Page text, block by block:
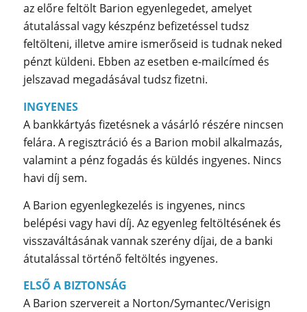
az előre feltölt Barion egyenlegedet, amelyet
átutalással vagy készpénz befizetéssel tudsz
feltölteni, illetve amire ismerőseid is tudnak neked
pénzt küldeni. Ebben az esetben e-mailcímed és
jelszavad megadásával tudsz fizetni.
INGYENES
A bankkártyás fizetésnek a vásárló részére nincsen
felára. A regisztráció és a Barion mobil alkalmazás,
valamint a pénz fogadás és küldés ingyenes. Nincs
havi díj sem.
A Barion egyenlegkezelés is ingyenes, nincs
belépési vagy havi díj. Az egyenleg feltöltésének és
visszaváltásának vannak szerény díjai, de a banki
átutalással történő feltöltés ingyenes.
ELSŐ A BIZTONSÁG
A Barion szervereit a Norton/Symantec/Verisign